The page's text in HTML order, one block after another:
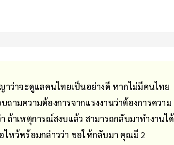
าว่าจะดูแลคนไทยเป็นอย่างดี หากไม่มีคนไทย
ามความต้องการจากแรงงานว่าต้องการความ
ถ้าเหตุการณ์สงบแล้ว สามารถกลับมาทำงานได้
ไหว้พร้อมกล่าวว่า ขอให้กลับมา คุณมี 2